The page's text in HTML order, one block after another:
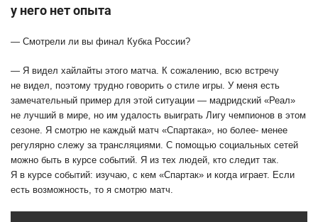
у него нет опыта
— Смотрели ли вы финал Кубка России?
— Я видел хайлайты этого матча. К сожалению, всю встречу
не видел, поэтому трудно говорить о стиле игры. У меня есть
замечательный пример для этой ситуации — мадридский «Реал»
не лучший в мире, но им удалость выиграть Лигу чемпионов в этом
сезоне. Я смотрю не каждый матч «Спартака», но более- менее
регулярно слежу за трансляциями. С помощью социальных сетей
можно быть в курсе событий. Я из тех людей, кто следит так.
Я в курсе событий: изучаю, с кем «Спартак» и когда играет. Если
есть возможность, то я смотрю матч.